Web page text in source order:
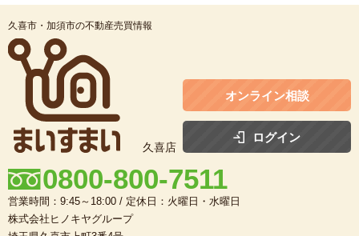
久喜市・加須市の不動産売買情報
久喜店
オンライン相談
ログイン
0800-800-7511
営業時間：9:45～18:00 / 定休日：火曜日・水曜日
株式会社ヒノキヤグループ